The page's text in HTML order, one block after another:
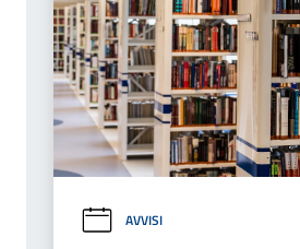
AVVISI